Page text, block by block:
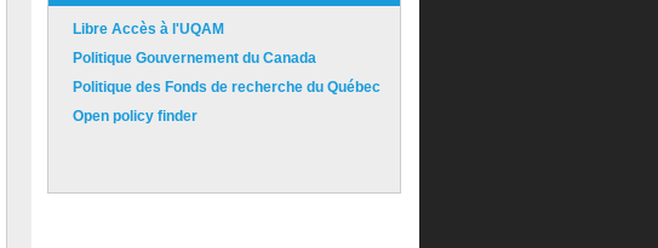
Libre Accès à l'UQAM
Politique Gouvernement du Canada
Politique des Fonds de recherche du Québec
Open policy finder